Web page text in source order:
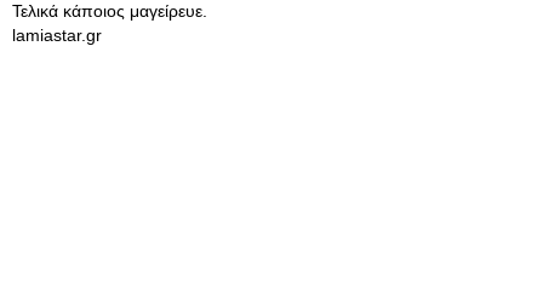
Τελικά κάποιος μαγείρευε.
lamiastar.gr